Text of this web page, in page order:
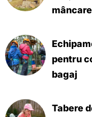
pentru
bagaj
Tabere